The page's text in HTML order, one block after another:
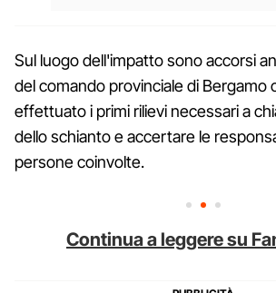
Sul luogo dell'impatto sono accorsi
del comando provinciale di Bergamo
effettuato i primi rilievi necessari a
dello schianto e accertare le
persone coinvolte.
Continua a leggere su